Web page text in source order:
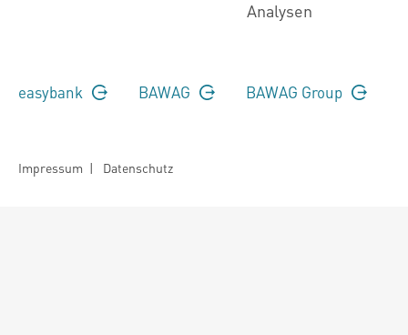
Analysen
easybank BAWAG BAWAG Group
Impressum | Datenschutz